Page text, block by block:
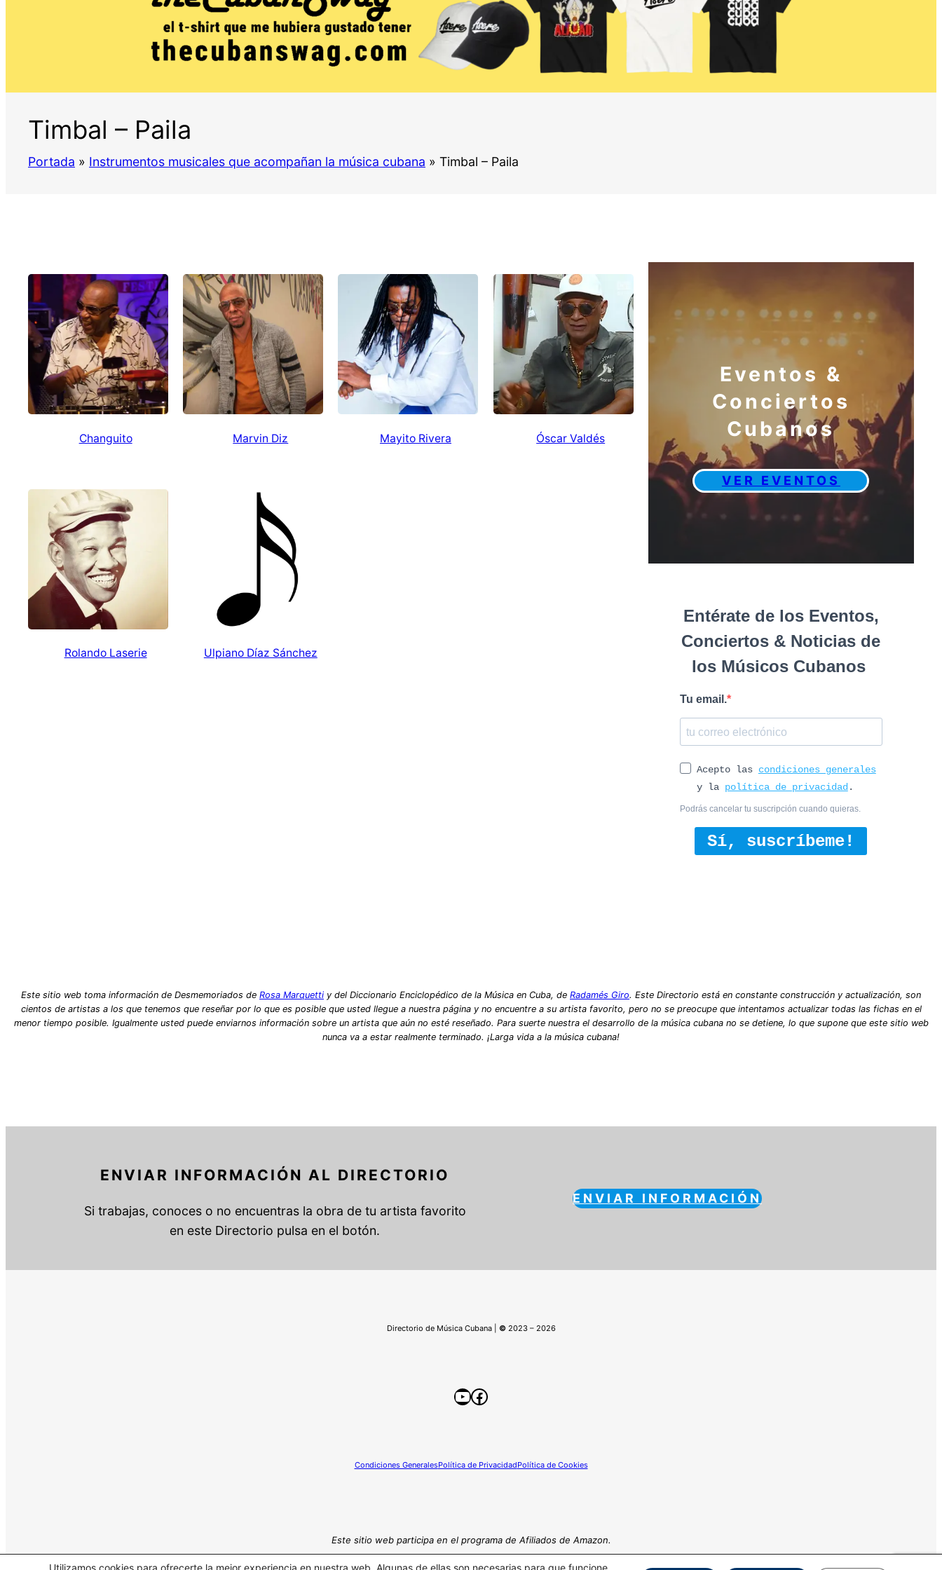
Timbal – Paila
Portada » Instrumentos musicales que acompañan la música cubana » Timbal – Paila
Changuito Marvin Diz Mayito Rivera Óscar Valdés
Rolando Laserie Ulpiano Díaz Sánchez
Eventos &
Conciertos
Cubanos
VER EVENTOS
Entérate de los Eventos,
Conciertos & Noticias de
los Músicos Cubanos
Tu email.
Acepto las condiciones generales
y la política de privacidad.
Podrás cancelar tu suscripción cuando quieras.
Sí, suscríbeme!
Este sitio web toma información de Desmemoriados de Rosa Marquetti y del Diccionario Enciclopédico de la Música en Cuba, de Radamés Giro. Este Directorio está en constante construcción y actualización, son
cientos de artistas a los que tenemos que reseñar por lo que es posible que usted llegue a nuestra página y no encuentre a su artista favorito, pero no se preocupe que intentamos actualizar todas las fichas en el
menor tiempo posible. Igualmente usted puede enviarnos información sobre un artista que aún no esté reseñado. Para suerte nuestra el desarrollo de la música cubana no se detiene, lo que supone que este sitio web
nunca va a estar realmente terminado. ¡Larga vida a la música cubana!
ENVIAR INFORMACIÓN AL DIRECTORIO
Si trabajas, conoces o no encuentras la obra de tu artista favorito
en este Directorio pulsa en el botón.
ENVIAR INFORMACIÓN
Directorio de Música Cubana | © 2023 – 2026
YouTube
Facebook
Condiciones GeneralesPolítica de PrivacidadPolítica de Cookies
Este sitio web participa en el programa de Afiliados de Amazon.
Utilizamos cookies para ofrecerte la mejor experiencia en nuestra web. Algunas de ellas son necesarias para que funcione